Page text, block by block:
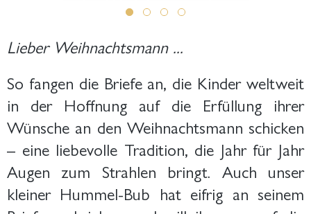
Lieber Weihnachtsmann ...
So fangen die Briefe an, die Kinder weltweit
in der Hoffnung auf die Erfüllung ihrer
Wünsche an den Weihnachtsmann schicken
– eine liebevolle Tradition, die Jahr für Jahr
Augen zum Strahlen bringt. Auch unser
kleiner Hummel-Bub hat eifrig an seinem